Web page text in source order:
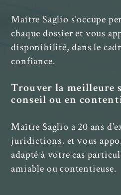
Maître Saglio s’occupe
chaque dossier et vous
disponibilité, dans le
confiance.
Trouver la meilleure
conseil ou en
Maître Saglio a 20 ans
juridictions, et vous
adapté à votre cas
amiable ou contentieuse.